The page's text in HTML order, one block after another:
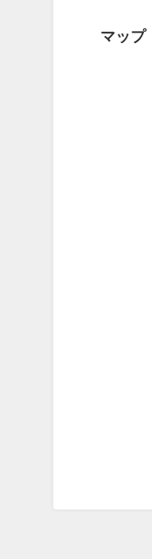
マップ